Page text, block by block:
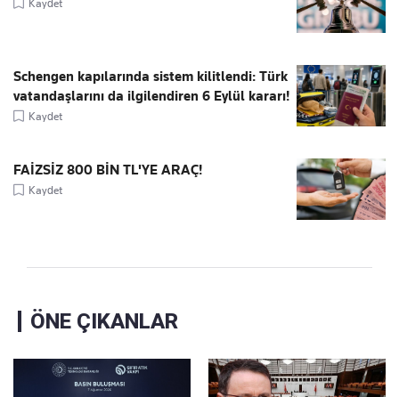
Kaydet
Schengen kapılarında sistem kilitlendi: Türk
vatandaşlarını da ilgilendiren 6 Eylül kararı!
Kaydet
FAİZSİZ 800 BİN TL'YE ARAÇ!
Kaydet
ÖNE ÇIKANLAR